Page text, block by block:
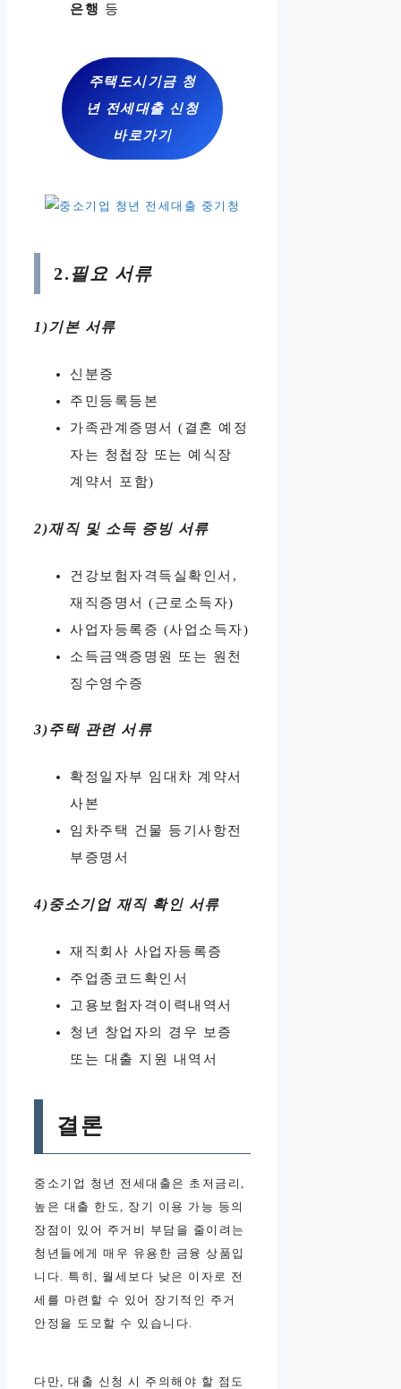
은행 등
주택도시기금 청
년 전세대출 신청
바로가기
2. 필요 서류
1)기본 서류
신분증
주민등록등본
가족관계증명서 (결혼 예정
자는 청첩장 또는 예식장
계약서 포함)
2)재직 및 소득 증빙 서류
건강보험자격득실확인서,
재직증명서 (근로소득자)
사업자등록증 (사업소득자)
소득금액증명원 또는 원천
징수영수증
3)주택 관련 서류
확정일자부 임대차 계약서
사본
임차주택 건물 등기사항전
부증명서
4)중소기업 재직 확인 서류
재직회사 사업자등록증
주업종코드확인서
고용보험자격이력내역서
청년 창업자의 경우 보증
또는 대출 지원 내역서
결론
중소기업 청년 전세대출은 초저금리,
높은 대출 한도, 장기 이용 가능 등의
장점이 있어 주거비 부담을 줄이려는
청년들에게 매우 유용한 금융 상품입
니다. 특히, 월세보다 낮은 이자로 전
세를 마련할 수 있어 장기적인 주거
안정을 도모할 수 있습니다.
다만, 대출 신청 시 주의해야 할 점도